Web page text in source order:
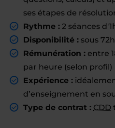
ses étapes de
Rythme : 2 séances
Disponibilité : sous 72h
Rémunération : entre
par heure (selon profil)
Expérience :
d’enseignement en
Type de contrat : CDD